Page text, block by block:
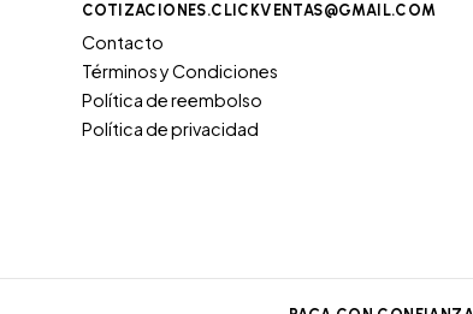
COTIZACIONES.CLICKVENTAS@GMAIL.COM
Contacto
Términos y Condiciones
Política de reembolso
Política de privacidad